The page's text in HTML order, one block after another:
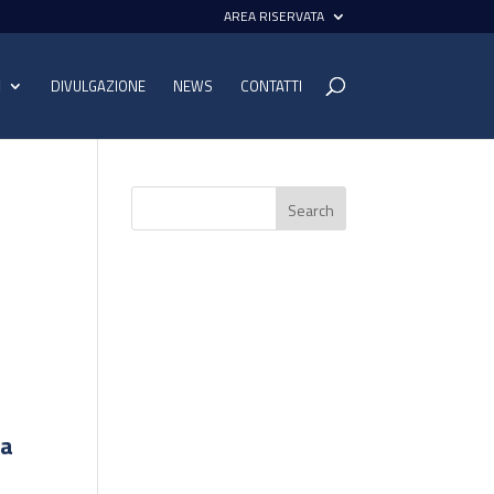
AREA RISERVATA
DIVULGAZIONE NEWS CONTATTI